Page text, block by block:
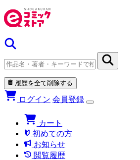
履歴を全て削除する
ログイン 会員登録
カート
初めての方
お知らせ
閲覧履歴